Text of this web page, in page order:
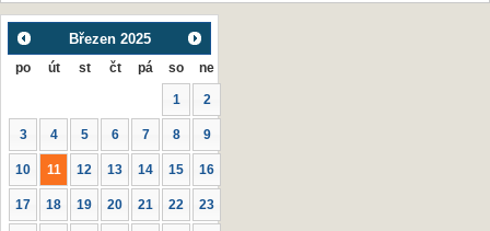
Březen 2025
po út st čt pá so ne
1 2
3 4 5 6 7 8 9
10 11 12 13 14 15 16
17 18 19 20 21 22 23